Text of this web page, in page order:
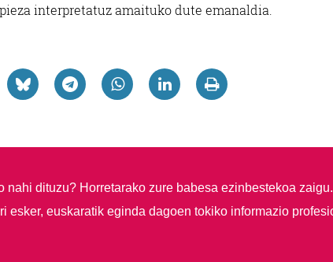
interpretatuz amaituko dute emanaldia.
nahi dituzu? Horretarako zure babesa ezinbestekoa
esker, euskaratik eginda dagoen tokiko informazio